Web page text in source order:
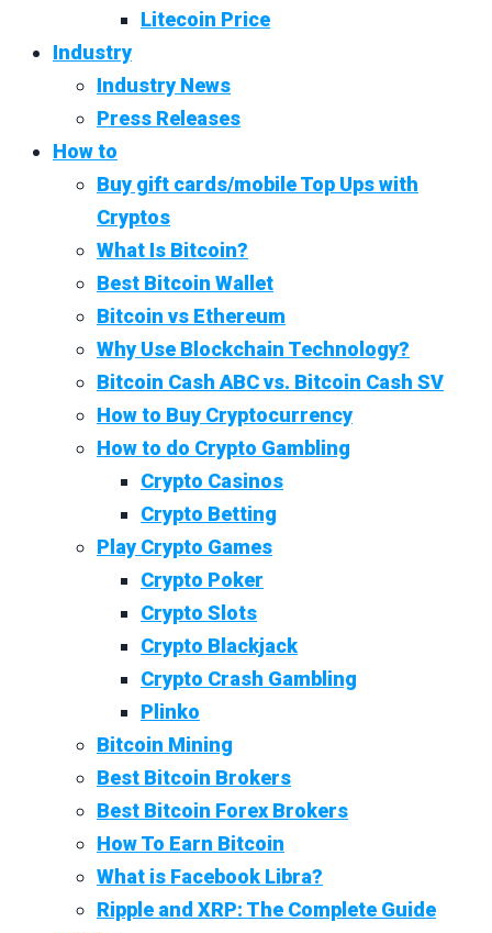
Litecoin Price
Industry
Industry News
Press Releases
How to
Buy gift cards/mobile Top Ups with
Cryptos
What Is Bitcoin?
Best Bitcoin Wallet
Bitcoin vs Ethereum
Why Use Blockchain Technology?
Bitcoin Cash ABC vs. Bitcoin Cash SV
How to Buy Cryptocurrency
How to do Crypto Gambling
Crypto Casinos
Crypto Betting
Play Crypto Games
Crypto Poker
Crypto Slots
Crypto Blackjack
Crypto Crash Gambling
Plinko
Bitcoin Mining
Best Bitcoin Brokers
Best Bitcoin Forex Brokers
How To Earn Bitcoin
What is Facebook Libra?
Ripple and XRP: The Complete Guide